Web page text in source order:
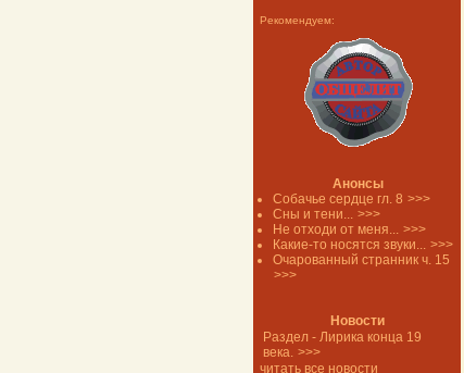
Рекомендуем:
Анонсы
Собачье сердце гл. 8 >>>
Сны и тени... >>>
Не отходи от меня... >>>
Какие-то носятся звуки... >>>
Очарованный странник ч. 15
>>>
Новости
Раздел - Лирика конца 19
века. >>>
читать все новости